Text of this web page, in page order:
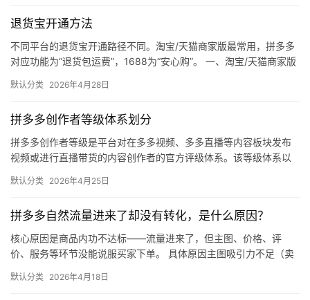
退货宝开通方法
不同平台的退货宝开通路径不同。淘宝/天猫商家版最常用，拼多多
对应功能为“退货包运费”，1688为“安心购”。 一、淘宝/天猫商家版
默认分类 2026年4月28日
拼多多创作者等级体系划分
拼多多创作者等级是平台对在多多视频、多多直播等内容板块发布
视频或进行直播带货的内容创作者的官方评级体系。该等级体系以
同等级…
默认分类 2026年4月25日
拼多多自然流量进来了却没有转化，是什么原因？
核心原因是商品内功不达标——流量进来了，但主图、价格、评
价、服务等环节没能说服买家下单。 具体原因主图吸引力不足（卖
评少、…
默认分类 2026年4月18日